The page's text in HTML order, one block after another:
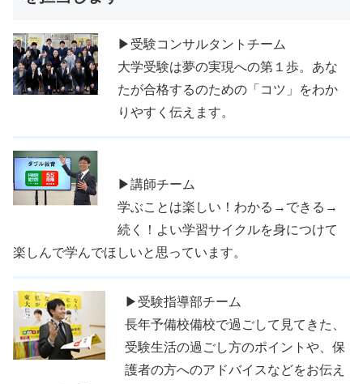
▶受験コンサルタントチーム
大学受験は夢の実現への第１歩。あな
たが合格するのための「コツ」をわか
りやすく伝えます。
▶講師チーム
学ぶことは楽しい！わかる→できる→
続く！よい学習サイクルを身につけて
楽しんで学んでほしいと思っています。
▶受験指導部チーム
長年予備校備校で過ごして見てきた、
受験生活の過ごし方のポイントや、保
護者の方へのアドバイスなどをお伝え